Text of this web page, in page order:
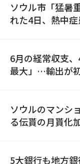
ソウル市「猛暑
れた4日、熱中
6月の経常収支
最大」…輸出が
ソウルのマンシ
る伝貰の月貰化
5大銀行も地方